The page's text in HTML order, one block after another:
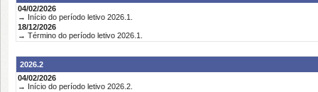
04/02/2026
→ Início do período letivo 2026.1.
18/12/2026
→ Término do período letivo 2026.1.
2026.2
04/02/2026
→ Início do período letivo 2026.2.